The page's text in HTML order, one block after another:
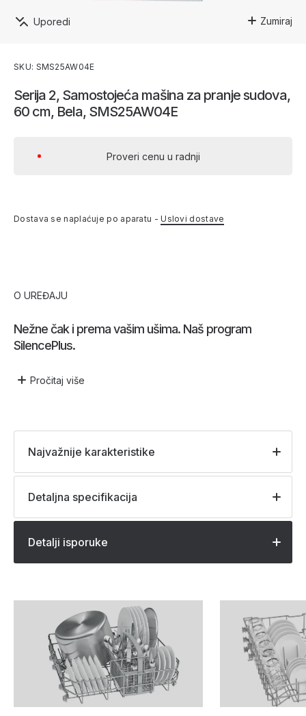
Zumiraj
Uporedi
Serija 2, Samostojeća mašina za pranje sudova,
60 cm, Bela, SMS25AW04E
Proveri cenu u radnji
Dostava se naplaćuje po aparatu -Uslovi dostave
SKU: SMS25AW04E
O UREĐAJU
Nežne čak i prema vašim ušima. Naš program
SilencePlus.
Pročitaj više
Najvažnije karakteristike
Detaljna specifikacija
Detalji isporuke